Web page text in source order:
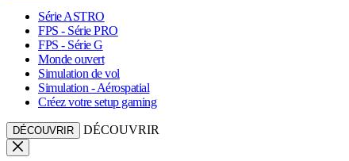
Série ASTRO
FPS - Série PRO
FPS - Série G
Monde ouvert
Simulation de vol
Simulation - Aérospatial
Créez votre setup gaming
DÉCOUVRIR DÉCOUVRIR